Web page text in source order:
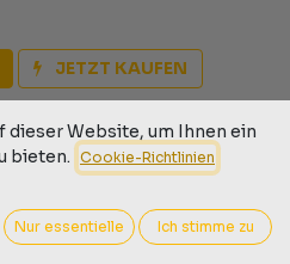
JETZT KAUFEN
dieser Website, um Ihnen ein
bieten. Cookie-Richtlinien
Nur essentielle Ich stimme zu